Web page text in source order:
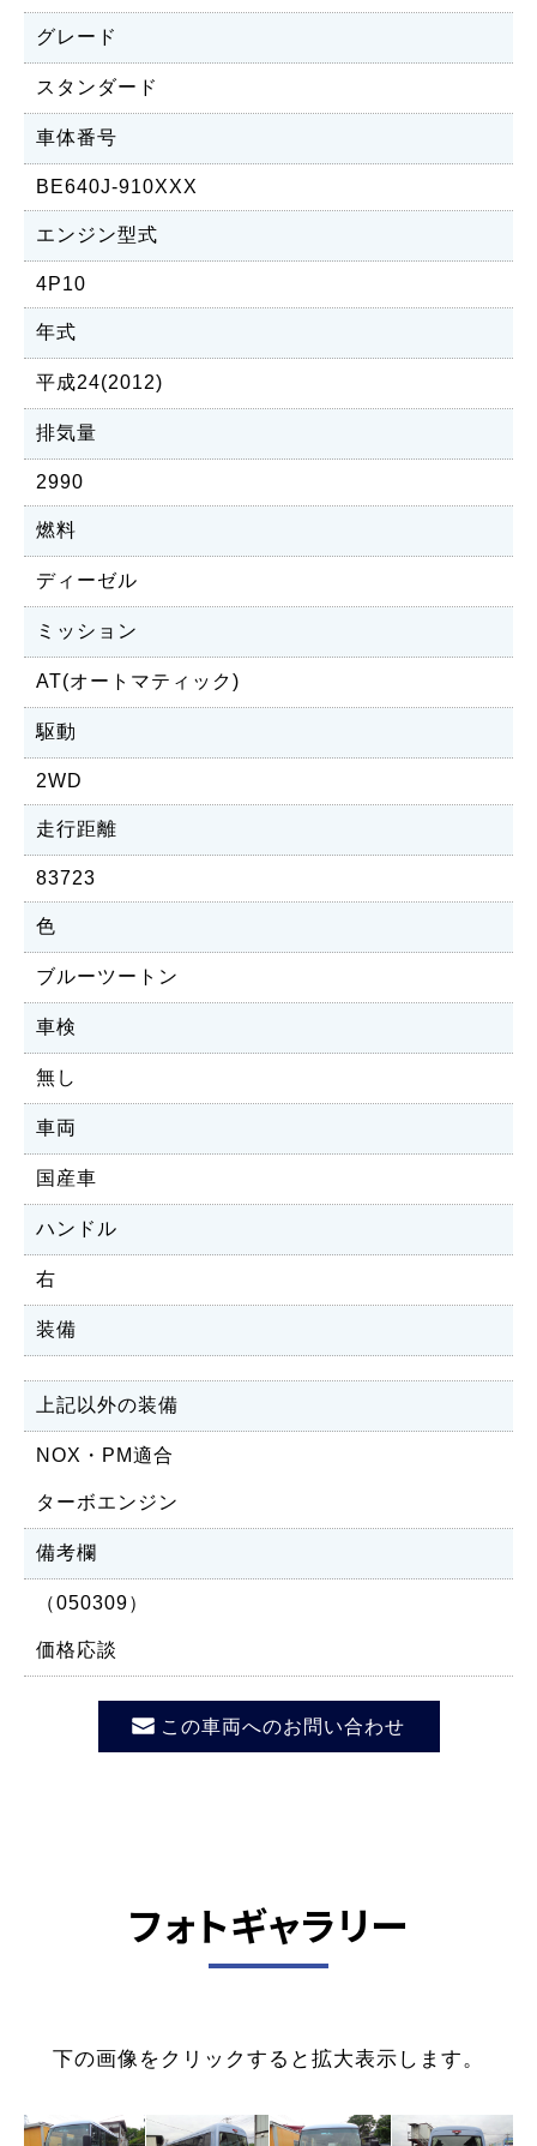
グレード
スタンダード
車体番号
BE640J-910XXX
エンジン型式
4P10
年式
平成24(2012)
排気量
2990
燃料
ディーゼル
ミッション
AT(オートマティック)
駆動
2WD
走行距離
83723
色
ブルーツートン
車検
無し
車両
国産車
ハンドル
右
装備
上記以外の装備
NOX・PM適合
ターボエンジン
備考欄
（050309）
価格応談
この車両へのお問い合わせ
フォトギャラリー
下の画像をクリックすると拡大表示します。